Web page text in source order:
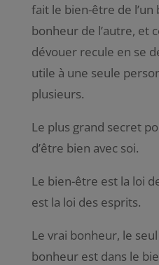
fait le bien-être de
bonheur de l’autre, et
dévouer recule en se
utile à une seule
plusieurs.
Le plus grand secret
d’être bien avec soi.
Le bien-être est la loi
est la loi des esprits.
Le vrai bonheur, le
bonheur est dans le